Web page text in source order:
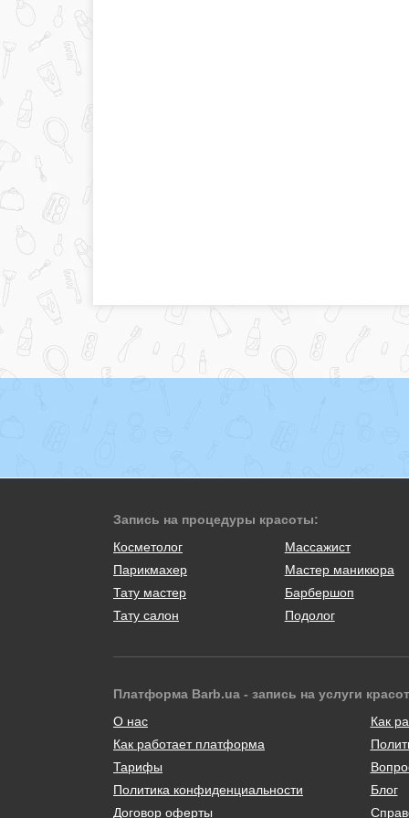
Запись на процедуры красоты:
Косметолог
Массажист
Парикмахер
Мастер маникюра
Тату мастер
Барбершоп
Тату салон
Подолог
Платформа Barb.ua - запись на услуги
О нас
Как работает платформа
Тарифы
Политика конфиденциальности
Договор оферты
Как
Блог